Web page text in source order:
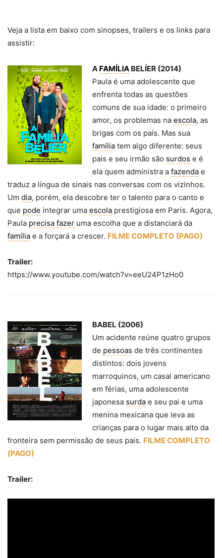
Veja a lista em baixo com sinopses, trailers e os links para
assistir:
A FAMÍLIA BELÍER (2014)
Paula é uma adolescente que
enfrenta todas as questões
comuns de sua idade: o primeiro
amor, os problemas na escola, as
brigas com os pais. Mas sua
família tem algo diferente: seus
pais e seu irmão são surdos e é
ela quem administra a fazenda e
traduz a língua de sinais nas conversas com os vizinhos.
Um dia, porém, ela descobre ter o talento para o canto e
que pode integrar uma escola prestigiosa em Paris. Agora,
Paula precisa fazer uma escolha que a distanciará da
família e a forçará a crescer. FILME COMPLETO (PAGO)
Trailer:
https://www.youtube.com/watch?v=eeU24P1zHo0
BABEL (2006)
Um acidente reúne quatro grupos
de pessoas de três continentes
distintos: dois jovens
marroquinos, um casal americano
em férias, uma adolescente
japonesa surda e seu pai e uma
menina mexicana que leva as
crianças para o lugar mais alto da
fronteira sem permissão de seus pais. FILME COMPLETO
(PAGO)
Trailer: